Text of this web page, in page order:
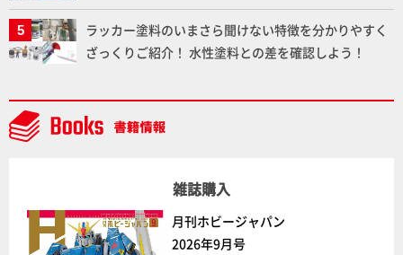
Prime Videoで国内独占配信
ラッカー塗料のいまさら聞けない特徴を分かりやすく
ざっくりご紹介！ 水性塗料との差を確認しよう！
雑誌購入
月刊ホビージャパン
2026年9月号